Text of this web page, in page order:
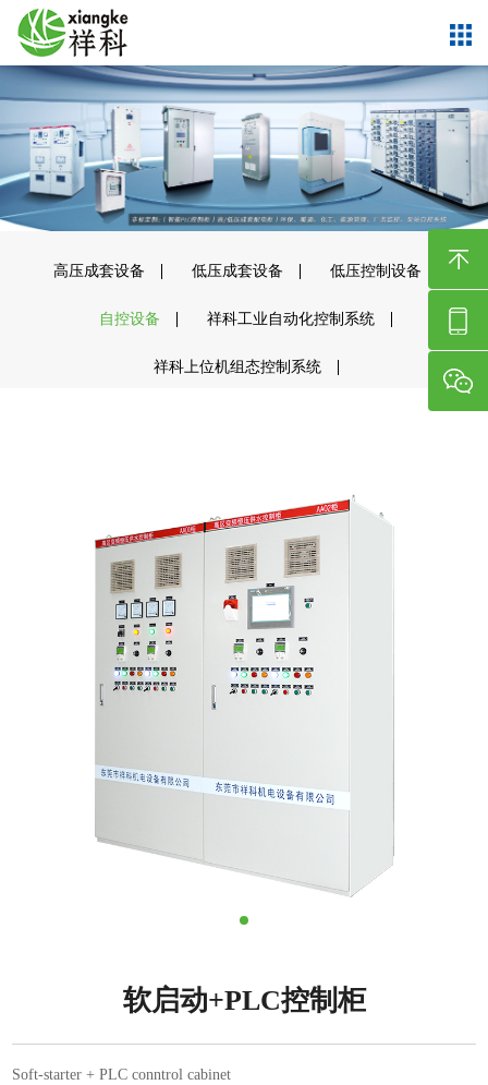
高压成套设备 低压成套设备 低压控制设备
自控设备 祥科工业自动化控制系统
祥科上位机组态控制系统
软启动+PLC控制柜
Soft-starter + PLC conntrol cabinet